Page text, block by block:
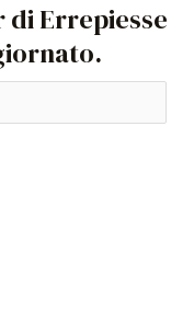
Errepiesse